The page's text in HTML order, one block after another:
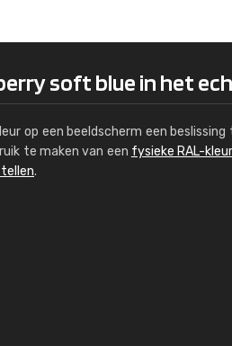
soft blue in het
op een beeldscherm een
te maken van een fysieke RAL-
.